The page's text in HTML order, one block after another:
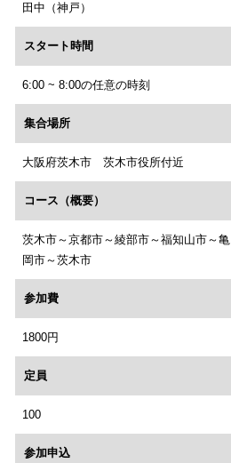
田中（神戸）
スタート時間
6:00 ~ 8:00の任意の時刻
集合場所
大阪府茨木市 茨木市役所付近
コース（概要）
茨木市～京都市～綾部市～福知山市～亀
岡市～茨木市
参加費
1800円
定員
100
参加申込